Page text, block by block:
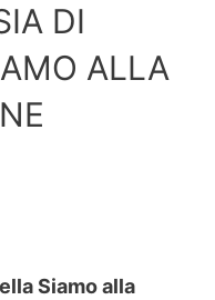
DI
ALLA
Siamo alla